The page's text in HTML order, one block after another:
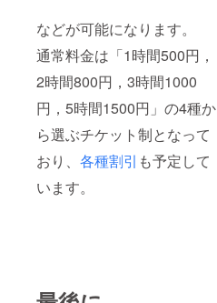
などが可能になります。
通常料金は「1時間500円，
2時間800円，3時間1000
円，5時間1500円」の4種か
ら選ぶチケット制となって
おり、 各種割引 も予定して
います。